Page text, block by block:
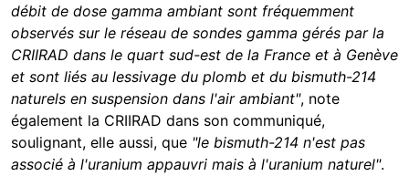
débit de dose gamma ambiant sont fréquemment
observés sur le réseau de sondes gamma gérés par la
CRIIRAD dans le quart sud-est de la France et à Genève
et sont liés au lessivage du plomb et du bismuth-214
naturels en suspension dans l'air ambiant", note
également la CRIIRAD dans son communiqué,
soulignant, elle aussi, que "le bismuth-214 n'est pas
associé à l'uranium appauvri mais à l'uranium naturel".